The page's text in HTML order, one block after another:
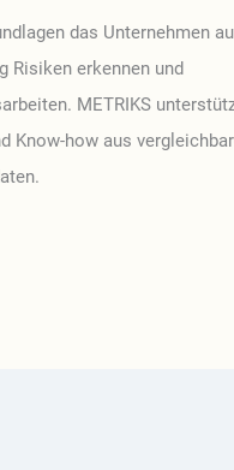
das Unternehmen
Risiken erkennen und
METRIKS
Know-how aus